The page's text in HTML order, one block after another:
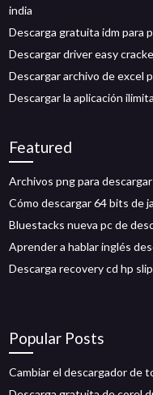
india
Descarga gratuita idm para
Descargar driver easy
Descargar archivo de excel
Descargar la aplicación
Featured
Archivos png para descargar
Cómo descargar 64 bits de
Bluestacks nueva pc de
Aprender a hablar inglés
Descarga recovery cd hp
Popular Posts
Cambiar el descargador de